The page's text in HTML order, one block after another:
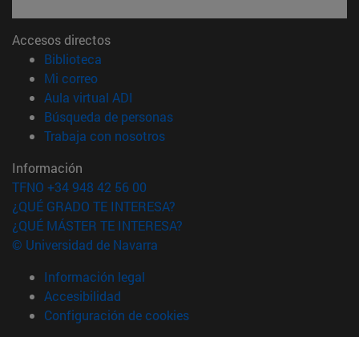
Accesos directos
Biblioteca
Mi correo(abre en nueva ventana)
Aula virtual ADI
Búsqueda de personas(abre en nueva ventana)
Trabaja con nosotros(abre en nueva ventana)
Información
TFNO +34 948 42 56 00
¿QUÉ GRADO TE INTERESA?
¿QUÉ MÁSTER TE INTERESA?
© Universidad de Navarra
Información legal
Accesibilidad
Configuración de cookies